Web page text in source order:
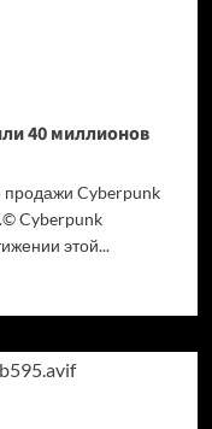
40 миллионов
Cyberpunk
Cyberpunk
этой...